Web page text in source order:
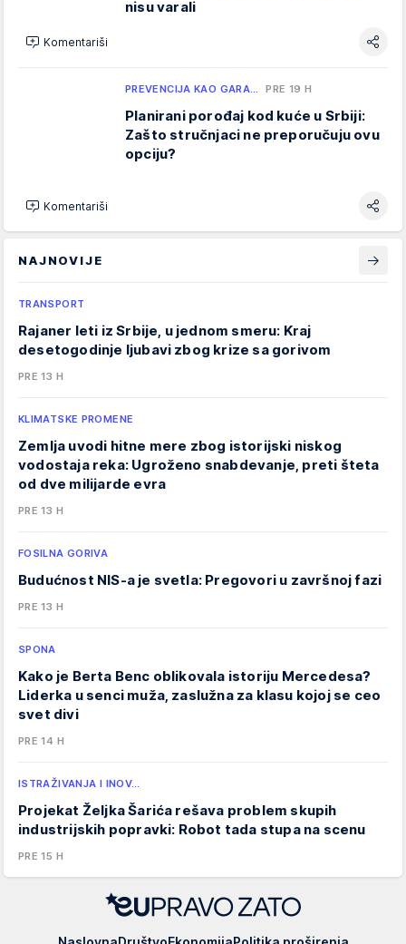
nisu varali
Komentariši
PREVENCIJA KAO GARA… PRE 19 H
Planirani porođaj kod kuće u Srbiji:
Zašto stručnjaci ne preporučuju ovu
opciju?
Komentariši
NAJNOVIJE
TRANSPORT
Rajaner leti iz Srbije, u jednom smeru: Kraj
desetogodinje ljubavi zbog krize sa gorivom
PRE 13 H
KLIMATSKE PROMENE
Zemlja uvodi hitne mere zbog istorijski niskog
vodostaja reka: Ugroženo snabdevanje, preti šteta
od dve milijarde evra
PRE 13 H
FOSILNA GORIVA
Budućnost NIS-a je svetla: Pregovori u završnoj fazi
PRE 13 H
SPONA
Kako je Berta Benc oblikovala istoriju Mercedesa?
Liderka u senci muža, zaslužna za klasu kojoj se ceo
svet divi
PRE 14 H
ISTRAŽIVANJA I INOV…
Projekat Željka Šarića rešava problem skupih
industrijskih popravki: Robot tada stupa na scenu
PRE 15 H
EUpravo